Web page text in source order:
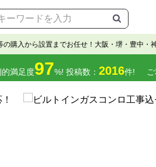
の購入から設置までお任せ！大阪・堺・豊中・
的満足度97%! 投稿数： 2016件!